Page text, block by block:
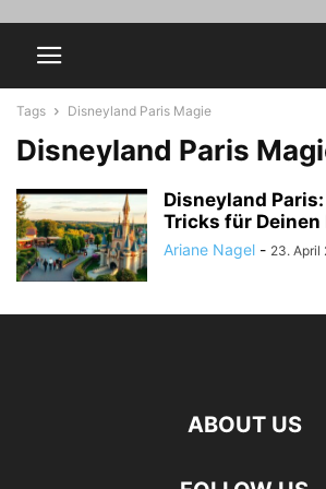
Tags Disneyland Paris Magie
Disneyland Paris
Disneyland
Tricks für Deinen
Ariane Nagel - 23. April
ABOUT US